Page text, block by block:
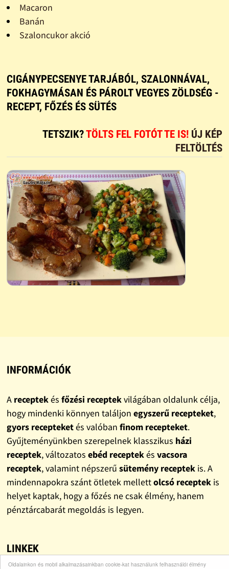
Oldalainkon és mobil alkalmazásainkban cookie-kat használunk felhasználói élmény
Macaron
Banán
Szaloncukor akció
CIGÁNYPECSENYE TARJÁBÓL, SZALONNÁVAL,
FOKHAGYMÁSAN ÉS PÁROLT VEGYES ZÖLDSÉG -
RECEPT, FŐZÉS ÉS SÜTÉS
TETSZIK?TÖLTS FEL FOTÓT TE IS! ÚJ KÉP
FELTÖLTÉS
INFORMÁCIÓK
A receptekés főzési receptekvilágában oldalunk célja,
hogy mindenki könnyen találjon egyszerű recepteket,
gyors recepteketés valóban finom recepteket.
Gyűjteményünkben szerepelnek klasszikus házi
receptek, változatos ebéd receptekés vacsora
receptek, valamint népszerű sütemény receptekis. A
mindennapokra szánt ötletek mellettolcsó receptekis
helyet kaptak, hogy a főzés ne csak élmény, hanem
pénztárcabarát megoldás is legyen.
LINKEK